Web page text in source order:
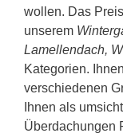
wollen. Das
unserem
Lamellendach,
Kategorien.
verschiedenen
Ihnen als
Überdachungen